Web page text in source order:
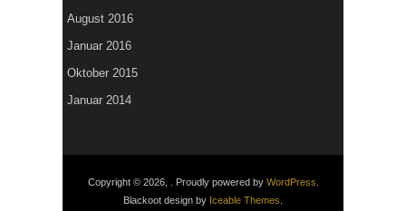
August 2016
Januar 2016
Oktober 2015
Januar 2014
Copyright © 2026, . Proudly powered by WordPress
Blackoot design by Iceable Themes